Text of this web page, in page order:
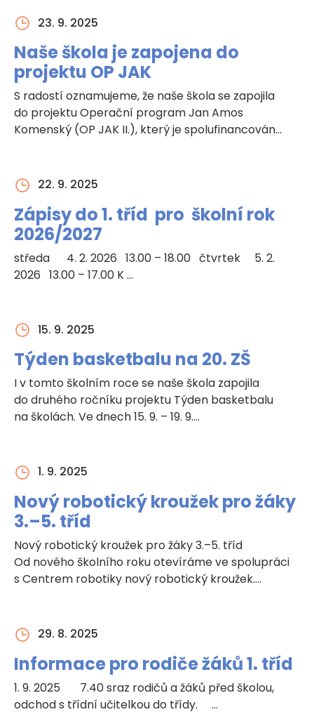
23. 9. 2025
Naše škola je zapojena do
projektu OP JAK
S radostí oznamujeme, že naše škola se zapojila
do projektu Operační program Jan Amos
Komenský (OP JAK II.), který je spolufinancován…
22. 9. 2025
Zápisy do 1. tříd pro školní rok
2026/2027
středa 4. 2. 2026 13.00 – 18.00 čtvrtek 5. 2.
2026 13.00 – 17.00 K …
15. 9. 2025
Týden basketbalu na 20. ZŠ
I v tomto školním roce se naše škola zapojila
do druhého ročníku projektu Týden basketbalu
na školách. Ve dnech 15. 9. – 19. 9.…
1. 9. 2025
Nový robotický kroužek pro žáky
3.–5. tříd
Nový robotický kroužek pro žáky 3.–5. tříd
Od nového školního roku otevíráme ve spolupráci
s Centrem robotiky nový robotický kroužek.…
29. 8. 2025
Informace pro rodiče žáků 1. tříd
1. 9. 2025 7.40 sraz rodičů a žáků před školou,
odchod s třídní učitelkou do třídy. …